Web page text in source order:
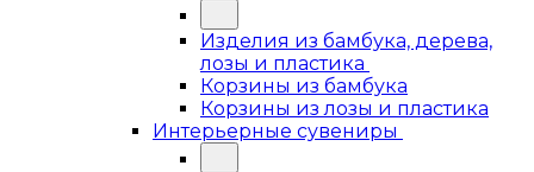
Изделия из бамбука, дерева,
лозы и пластика
Корзины из бамбука
Корзины из лозы и пластика
Интерьерные сувениры